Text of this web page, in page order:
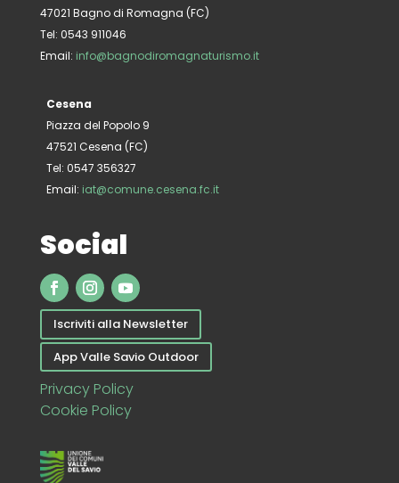
47021 Bagno di Romagna (FC)
Tel: 0543 911046
Email: info@bagnodiromagnaturismo.it
Cesena
Piazza del Popolo 9
47521 Cesena (FC)
Tel: 0547 356327
Email: iat@comune.cesena.fc.it
Social
Iscriviti alla Newsletter
App Valle Savio Outdoor
Privacy Policy
Cookie Policy